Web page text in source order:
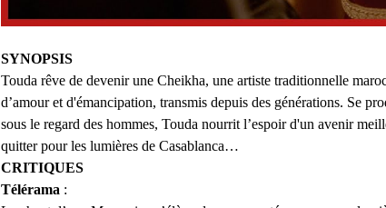
SYNOPSIS
Touda rêve de devenir une Cheikha, une artiste traditionnelle
d’amour et d'émancipation, transmis depuis des générations. Se
sous le regard des hommes, Touda nourrit l’espoir d'un avenir
quitter pour les lumières de Casablanca…
CRITIQUES
Télérama